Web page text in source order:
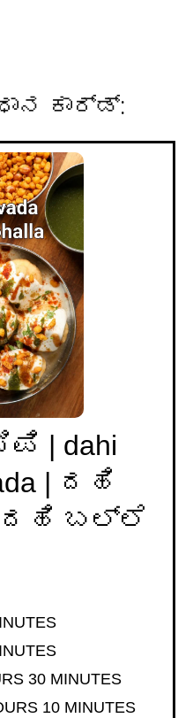
ಕಾರ್ಡ್:
| dahi
| ದಹಿ
ದಹಿ ಬಲ್ಲೆ
30MINUTES
MINUTES
10MINUTES
MINUTES